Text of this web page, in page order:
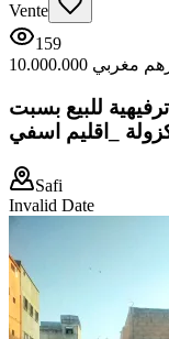
Vente
159
درهم مغربي
للبيع بسبت
_اقليم اسفي
Safi
Invalid Date